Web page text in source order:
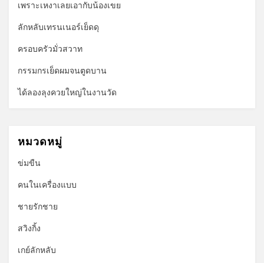
เพราะเหงาเลยเอากับน้องเขย
ลักหลับเทรนเนอร์เย็ดดุ
ครอบครัวมั่วสวาท
กรรมกรเย็ดผมจนตูดบาน
ได้ลองลุงควยใหญ่ในงานวัด
หมวดหมู่
ข่มขืน
คนในเครื่องแบบ
ชายรักชาย
สวิงกิ้ง
เกย์ลักหลับ